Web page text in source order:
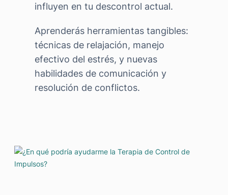
influyen en tu descontrol actual.
Aprenderás herramientas tangibles:
técnicas de relajación, manejo
efectivo del estrés, y nuevas
habilidades de comunicación y
resolución de conflictos.